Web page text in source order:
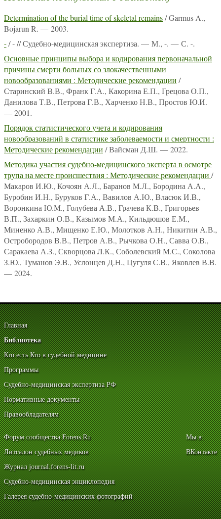
Determination of the burial time of skeletal remains/ Garmus A.,
Bojarun R. — 2003.
-/ - // Судебно-медицинская экспертиза. — М., -. — С. -.
Основные принципы выбора и кодирования первоначальной
причины смерти больных со злокачественными
новообразованиями : Методические рекомендации /
Старинский В.В., Франк Г.А., Какорина Е.П., Грецова О.П.,
Данилова Т.В., Петрова Г.В., Харченко Н.В., Простов Ю.И.
— 2001.
Порядок статистического учета и кодирования
новообразований в статистике заболеваемости и смертности :
Методические рекомендации / Вайсман Д.Ш. — 2022.
Методика участия судебно-медицинского эксперта в осмотре
трупа на месте происшествия : Методические рекомендации /
Макаров И.Ю., Кочоян А.Л., Баранов М.Л., Бородина А.А.,
Буробин И.Н., Буруков Г.А., Вавилов А.Ю., Власюк И.В.,
Воронкина Ю.М., Голубева А.В., Грачева К.В., Григорьев
В.П., Захаркин О.В., Казымов М.А., Кильдюшов Е.М.,
Миненко А.В., Мищенко Е.Ю., Молотков А.Н., Никитин А.В.,
Остробородов В.В., Петров А.В., Рычкова О.Н., Савва О.В.,
Саракаева А.З., Скворцова Л.К., Соболевский М.С., Соколова
З.Ю., Туманов Э.В., Услонцев Д.Н., Цугуля С.В., Яковлев В.В.
— 2024.
Главная
Библиотека
Кто есть Кто в судебной медицине
Программы
Судебно-медицинская экспертиза РФ
Нормативные документы
Правообладателям
Форум сообщества Forens.Ru
Литсалон судебных медиков
Журнал journal.forens-lit.ru
Судебно-медицинская энциклопедия
Галерея судебно-медицинских фотографий
Мы в:
ВКонтакте